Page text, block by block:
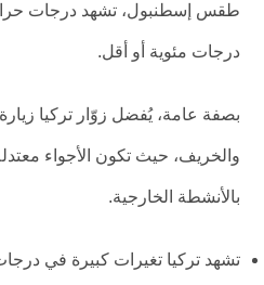
درجات مئوية أو أقل.
بصفة عامة، يُفضل زوّار تركيا
والخريف، حيث تكون الأجواء
بالأنشطة الخارجية.
تشهد تركيا تغيرات كبيرة في